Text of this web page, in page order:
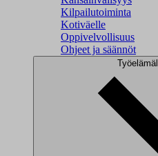
Kilpailutoiminta
Kotiväelle
Oppivelvollisuus
Ohjeet ja säännöt